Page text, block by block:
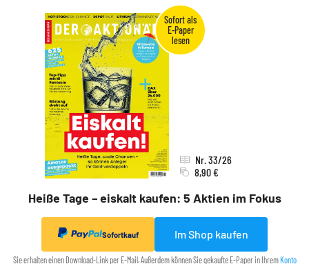
Heiße Tage – eiskalt kaufen: 5 Aktien im Fokus
Nr. 33/26
8,90 €
Sofortkauf Im Shop kaufen
Sie erhalten einen Download-Link per E-Mail. Außerdem können Sie gekaufte E-Paper in Ihrem Konto